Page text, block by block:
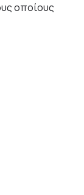
οποίους